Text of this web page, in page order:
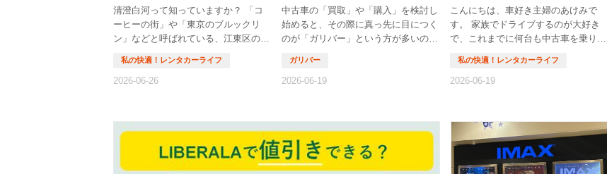
清澄白河って知っていますか？ 「コ
ーヒーの街」や「東京のブルックリ
ン」などと呼ばれている、江東区のエ
した。おしゃれなカフェが集まってい
るというのはなんとなく知っていて、
た。 そんな休日の朝、いつもよりか
なり早く起きたので、「今日は絶対ど
こか行こう」って思いました笑 スマ
ホで「清澄白河 カフェ」と調べなが
は？メリット・デメリット
を紹介
中古車の「買取」や「購入」を検討し
始めると、その際に真っ先に目につく
のが「ガリバー」という方が多いので
ーでの中古車「買取・購入」について
は、 「電話がしつこい」「値段が高
バーの評判について、もう少し調べて
みることにしました。 すると、良い
評判、悪い評判と賛否両論があり、良
いのか悪いのか一概には言い切れませ
際の体験談と注意点まとめ
こんにちは、車好き主婦のあけみで
す。 家族でドライブするのが大好き
で、これまでに何台も中古車を乗り継
の中古車って取り寄せできるの？」と
いうテーマで、 実際に私が調べたり
古車取り寄せ」ってどんな仕組み？
ガリバーは全国に460店舗以上ある大
手中古車販売店。 それぞれの店舗に
ある在庫は、すべて全国ネットワーク